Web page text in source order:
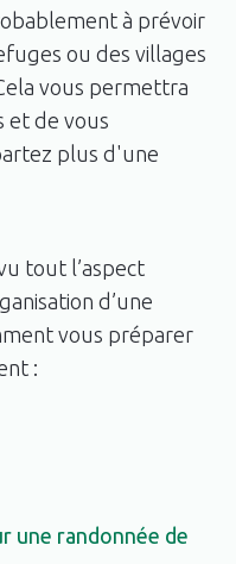
à prévoir
ou des villages
vous permettra
et de vous
plus d'une
tout l’aspect
d’une
vous préparer
:
une randonnée de